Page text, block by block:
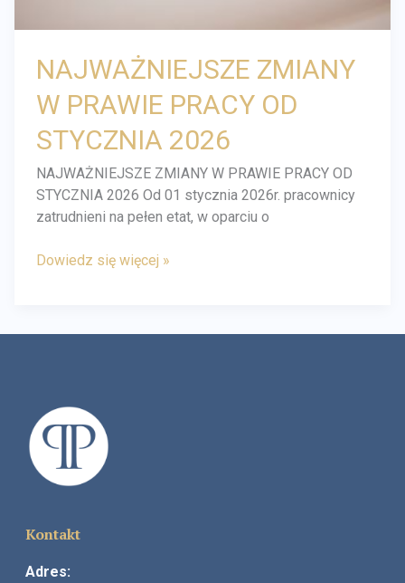
NAJWAŻNIEJSZE ZMIANY
W PRAWIE PRACY OD
STYCZNIA 2026
NAJWAŻNIEJSZE ZMIANY W PRAWIE PRACY OD
STYCZNIA 2026 Od 01 stycznia 2026r. pracownicy
zatrudnieni na pełen etat, w oparciu o
Dowiedz się więcej »
Kontakt
Adres: